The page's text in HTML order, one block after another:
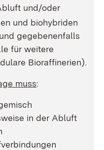
und/oder
und biohybriden
gegebenenfalls
für weitere
Bioraffinerien).
muss:
in der Abluft